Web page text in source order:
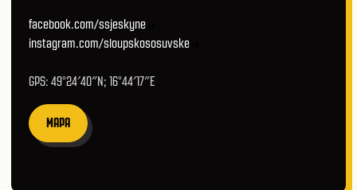
facebook.com/ssjeskyne
instagram.com/sloupskososuvske
GPS: 49°24′40″N; 16°44′17″E
MAPA